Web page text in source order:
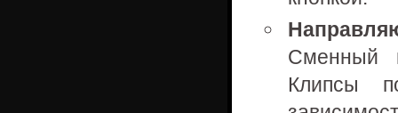
Сменный
Клипсы